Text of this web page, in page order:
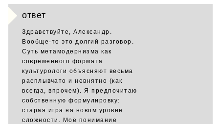
ответ
Здравствуйте, Александр.
Вообще-то это долгий разговор.
Суть метамодернизма как
современного формата
культурологи объясняют весьма
расплывчато и невнятно (как
всегда, впрочем). Я предпочитаю
собственную формулировку:
старая игра на новом уровне
сложности. Моё понимание